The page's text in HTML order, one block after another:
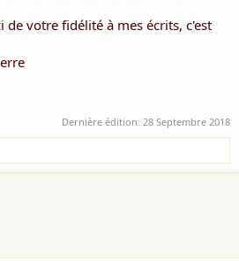
de votre fidélité à mes écrits, c'est
Dernière édition: 28 Septembre 2018